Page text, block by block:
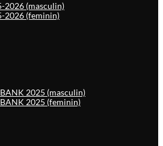
2026 (masculin)
2026 (feminin)
2025 (masculin)
2025 (feminin)